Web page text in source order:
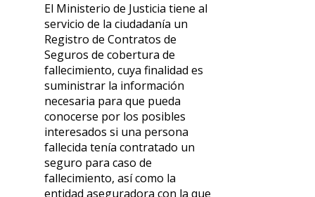
El Ministerio de Justicia tiene al
servicio de la ciudadanía un
Registro de Contratos de
Seguros de cobertura de
fallecimiento, cuya finalidad es
suministrar la información
necesaria para que pueda
conocerse por los posibles
interesados si una persona
fallecida tenía contratado un
seguro para caso de
fallecimiento, así como la
entidad aseguradora con la que